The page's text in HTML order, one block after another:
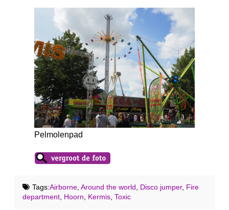
Pelmolenpad
Tags:Airborne, Around the world Disco jumper, Fire
department Hoorn Kermis ,Toxic